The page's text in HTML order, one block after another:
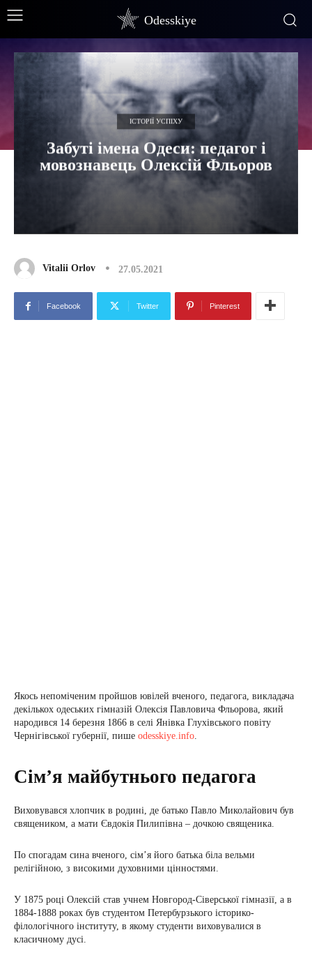
Odesskiye
ІСТОРІЇ УСПІХУ
Забуті імена Одеси: педагог і
мовознавець Олексій Фльоров
Vitalii Orlov 27.05.2021
Facebook Twitter Pinterest
Якось непоміченим пройшов ювілей вченого, педагога, викладача
декількох одеських гімназій Олексія Павловича Фльорова, який
народився 14 березня 1866 в селі Янівка Глухівського повіту
Чернігівської губернії, пише odesskiye.info.
Сім’я майбутнього педагога
Виховувався хлопчик в родині, де батько Павло Миколайович був
священиком, а мати Євдокія Пилипівна – дочкою священика.
По спогадам сина вченого, сім’я його батька біла вельми
релігійною, з високими духовними цінностями.
У 1875 році Олексій став учнем Новгород-Сіверської гімназії, а в
1884-1888 роках був студентом Петербурзького історико-
філологічного інституту, в якому студенти виховувалися в
класичному дусі.